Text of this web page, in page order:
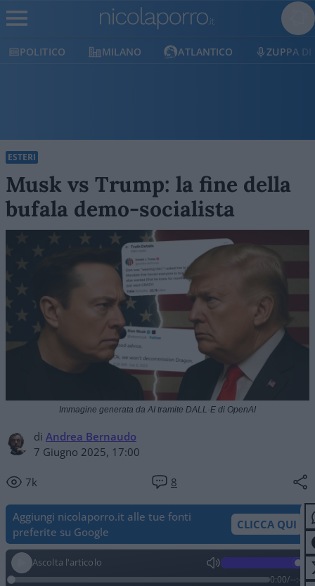
MILANO ATLANTICO ZUPPA DI PORRO
ESTERI
Musk vs Trump: la fine della
bufala demo-socialista
di Andrea Bernaudo
7 Giugno 2025, 17:00
7k 8
Immagine generata da AI tramite DALL·E di OpenAI
Aggiungi nicolaporro.it alle tue fonti
preferite su Google
CLICCA QUI
Ascolta l'articolo
0:00/--:--